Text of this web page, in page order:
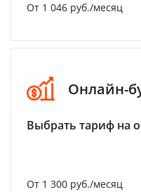
От 1 046 руб./месяц
Онлайн-
Выбрать тариф на
От 1 300 руб./месяц